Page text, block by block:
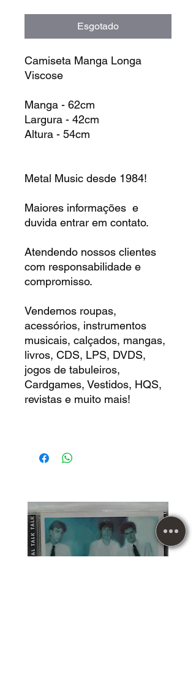
Esgotado
Camiseta Manga Longa
Viscose
Manga - 62cm
Largura - 42cm
Altura - 54cm
Metal Music desde 1984!
Maiores informações e
duvida entrar em contato.
Atendendo nossos clientes
com responsabilidade e
compromisso.
Vendemos roupas,
acessórios, instrumentos
musicais, calçados, mangas,
livros, CDS, LPS, DVDS,
jogos de tabuleiros,
Cardgames, Vestidos, HQS,
revistas e muito mais!